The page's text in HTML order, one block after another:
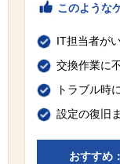
このような
IT担当者が
交換作業に
トラブル時
設定の復旧
おすすめ